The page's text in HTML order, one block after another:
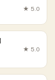
★ 5.0
★ 5.0